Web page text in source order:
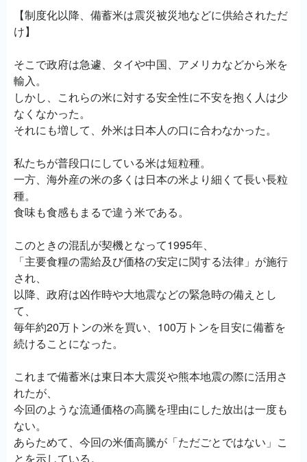
【制度化以降、備蓄米は震災被災地などに供給されただ
け】
そこで政府は急遽、タイや中国、アメリカなどから米を
輸入。
しかし、これらの米に対する安全性に不安を抱く人は少
なくなかった。
それにも増して、外米は日本人の口に合わなかった。
私たちが普段口にしている米は短粒種。
一方、海外産の米の多くは日本の米より細くて長い長粒
種。
食味も食感もまるで違う米である。
このときの混乱が契機となって1995年、
「主要食糧の需給及び価格の安定に関する法律」が施行
され、
以降、政府は凶作時や大地震などの緊急時の備えとし
て、
毎年約20万トンの米を買い、100万トンを目安に備蓄を
続けることになった。
これまで備蓄米は東日本大震災や熊本地震の際に活用さ
れたが、
今回のような流通価格の高騰を理由にした放出は一度も
ない。
あらためて、今回の米価高騰が「ただごとではない」こ
とを示している。